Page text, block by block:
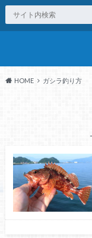
HOME ガシラ釣り方